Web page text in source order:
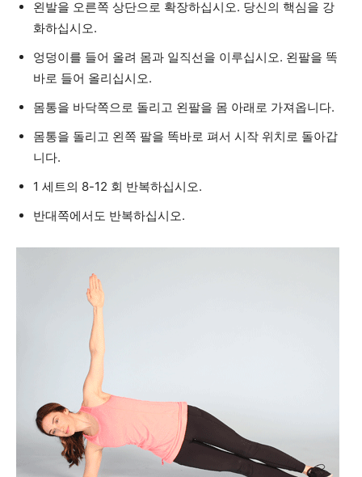
왼발을 오른쪽 상단으로 확장하십시오. 당신의 핵심을 강
화하십시오.
엉덩이를 들어 올려 몸과 일직선을 이루십시오. 왼팔을 똑
바로 들어 올리십시오.
몸통을 바닥쪽으로 돌리고 왼팔을 몸 아래로 가져옵니다.
몸통을 돌리고 왼쪽 팔을 똑바로 펴서 시작 위치로 돌아갑
니다.
1 세트의 8-12 회 반복하십시오.
반대쪽에서도 반복하십시오.